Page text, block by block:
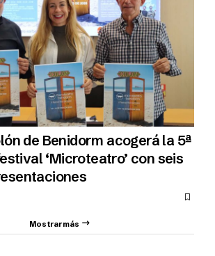
de Benidorm acogerá la 5ª
‘Microteatro’ con seis
Mostrar más